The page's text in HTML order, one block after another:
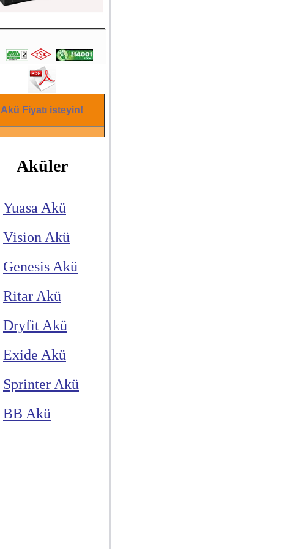
Akü Fiyatı isteyin!
Aküler
Yuasa Akü
Vision Akü
Genesis Akü
Ritar Akü
Dryfit Akü
Exide Akü
Sprinter Akü
BB Akü